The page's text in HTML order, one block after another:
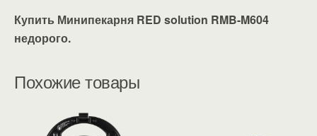
Купить Минипекарня RED solution RMB-M604
недорого.
Похожие товары